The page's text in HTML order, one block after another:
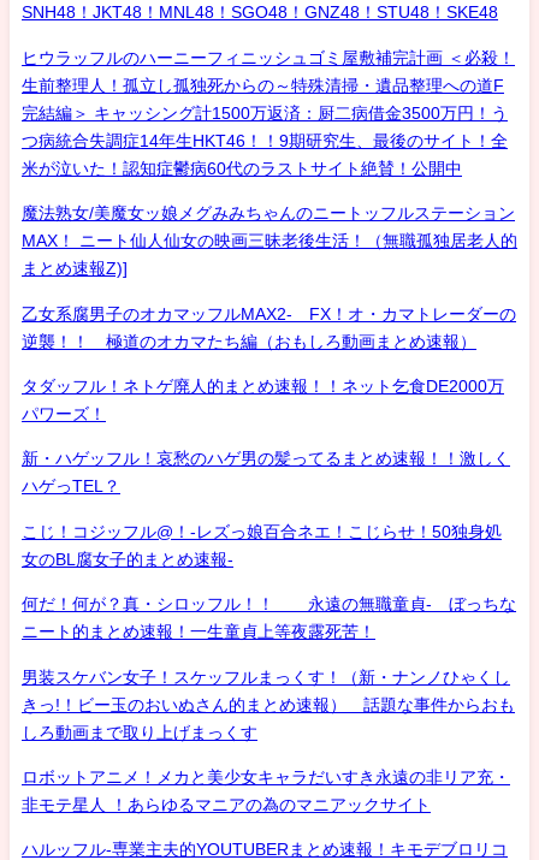
SNH48！JKT48！MNL48！SGO48！GNZ48！STU48！SKE48
ヒウラッフルのハーニーフィニッシュゴミ屋敷補完計画 ＜必殺！
生前整理人！孤立し孤独死からの～特殊清掃・遺品整理への道F
完結編＞ キャッシング計1500万返済：厨二病借金3500万円！う
つ病統合失調症14年生HKT46！！9期研究生、最後のサイト！全
米が泣いた！認知症鬱病60代のラストサイト絶賛！公開中
魔法熟女/美魔女ッ娘メグみみちゃんのニートッフルステーション
MAX！ ニート仙人仙女の映画三昧老後生活！（無職孤独居老人的
まとめ速報Z)]
乙女系腐男子のオカマッフルMAX2- FX！オ・カマトレーダーの
逆襲！！ 極道のオカマたち編（おもしろ動画まとめ速報）
タダッフル！ネトゲ廃人的まとめ速報！！ネット乞食DE2000万
パワーズ！
新・ハゲッフル！哀愁のハゲ男の髪ってるまとめ速報！！激しく
ハゲっTEL？
こじ！コジッフル@！-レズっ娘百合ネエ！こじらせ！50独身処
女のBL腐女子的まとめ速報-
何だ！何が？真・シロッフル！！ 永遠の無職童貞- ぼっちな
ニート的まとめ速報！一生童貞上等夜露死苦！
男装スケバン女子！スケッフルまっくす！（新・ナンノひゃくし
きっ!！ビー玉のおいぬさん的まとめ速報） 話題な事件からおも
しろ動画まで取り上げまっくす
ロボットアニメ！メカと美少女キャラだいすき永遠の非リア充・
非モテ星人 ！あらゆるマニアの為のマニアックサイト
ハルッフル-専業主夫的YOUTUBERまとめ速報！キモデブロリコ